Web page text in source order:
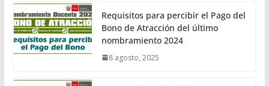
Requisitos para percibir el Pago del
Bono de Atracción del último
nombramiento 2024
8 agosto, 2025